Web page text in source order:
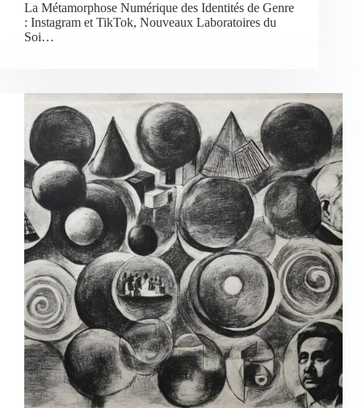
La Métamorphose Numérique des Identités de Genre
: Instagram et TikTok, Nouveaux Laboratoires du
Soi…